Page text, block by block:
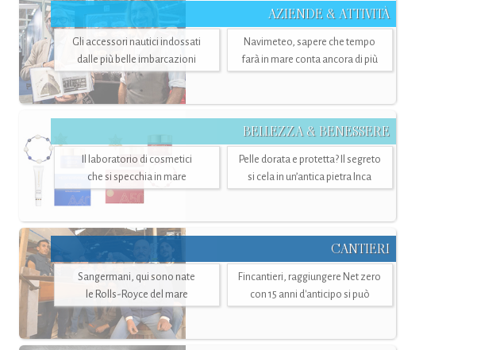
AZIENDE & ATTIVITÀ
Gli accessori nautici indossati
dalle più belle imbarcazioni
Navimeteo, sapere che tempo
farà in mare conta ancora di più
BELLEZZA & BENESSERE
Il laboratorio di cosmetici
che si specchia in mare
Pelle dorata e protetta? Il segreto
si cela in un’antica pietra Inca
CANTIERI
Sangermani, qui sono nate
le Rolls-Royce del mare
Fincantieri, raggiungere Net zero
con 15 anni d'anticipo si può